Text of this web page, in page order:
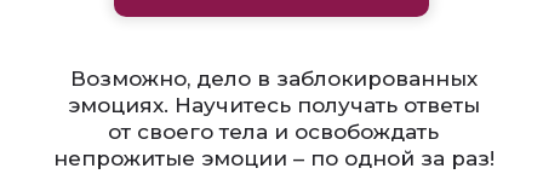
Возможно, дело в заблокированных
эмоциях. Научитесь получать ответы
от своего тела и освобождать
непрожитые эмоции – по одной за раз!